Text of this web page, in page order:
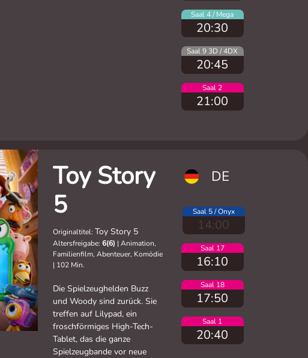
Saal 4 / Mega
20:30
Saal 9 3D / 4DX
20:45
Saal 2
21:00
Toy Story
5
Originaltitel: Toy Story 5
Altersfreigabe: 6(6) | Animation,
Familienfilm, Abenteuer, Komödie
| 102 Min.
Die Spielzeughelden Buzz
und Woody sind zurück. Sie
treffen auf Lilypad, ein
froschförmiges High-Tech-
Tablet, das die ganze
Spielzeugbande vor neue
DE
Saal 5 / Onyx
14:00
Saal 17
16:10
Saal 18
17:50
Saal 1
20:40